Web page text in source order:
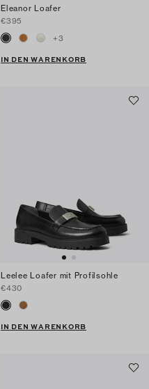
Eleanor Loafer
€395
+3
IN DEN WARENKORB
Leelee Loafer mit Profilsohle
€430
IN DEN WARENKORB